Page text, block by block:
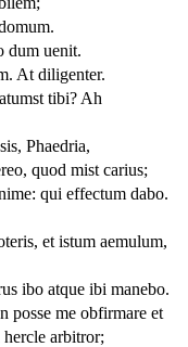
dum uenit.
At diligenter.
tibi? Ah
Phaedria,
quod mist carius;
qui effectum dabo.
et istum aemulum,
ibo atque ibi manebo.
posse me obfirmare et
hercle arbitror;